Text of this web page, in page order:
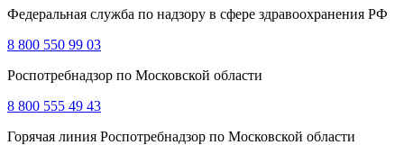
Федеральная служба по надзору в сфере здравоохранения РФ
8 800 550 99 03
Роспотребнадзор по Московской области
8 800 555 49 43
Горячая линия Роспотребнадзор по Московской области